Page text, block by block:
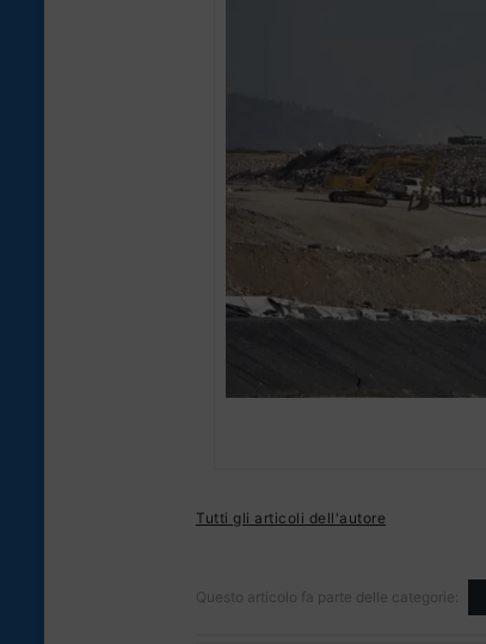
Tutti gli articoli dell'autore
Questo articolo fa parte delle categorie: